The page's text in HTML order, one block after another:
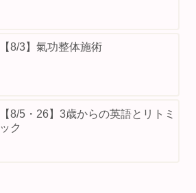
【8/3】⁡氣功整体施術
【8/5・26】3歳からの英語とリトミ
ック